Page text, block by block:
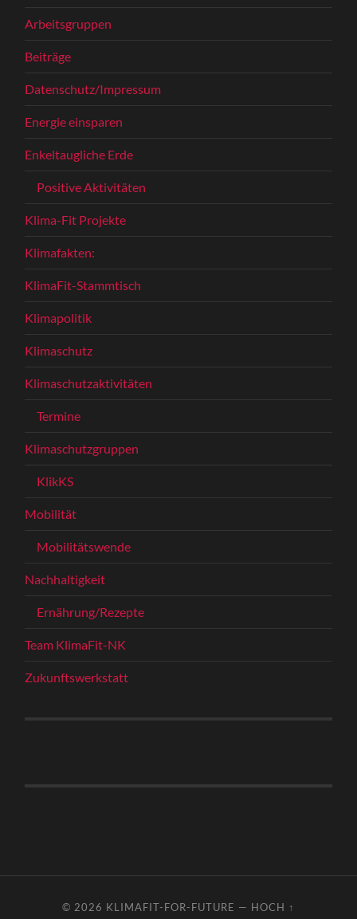
Arbeitsgruppen
Beiträge
Datenschutz/Impressum
Energie einsparen
Enkeltaugliche Erde
Positive Aktivitäten
Klima-Fit Projekte
Klimafakten:
KlimaFit-Stammtisch
Klimapolitik
Klimaschutz
Klimaschutzaktivitäten
Termine
Klimaschutzgruppen
KlikKS
Mobilität
Mobilitätswende
Nachhaltigkeit
Ernährung/Rezepte
Team KlimaFit-NK
Zukunftswerkstatt
© 2026 KLIMAFIT-FOR-FUTURE — HOCH ↑